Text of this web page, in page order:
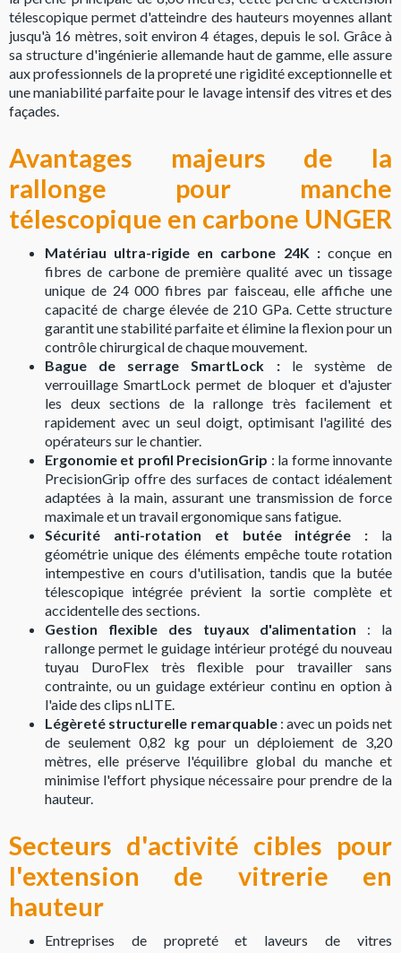
télescopique permet d'atteindre des hauteurs moyennes allant
jusqu'à 16 mètres, soit environ 4 étages, depuis le sol. Grâce à
sa structure d'ingénierie allemande haut de gamme, elle assure
aux professionnels de la propreté une rigidité exceptionnelle et
une maniabilité parfaite pour le lavage intensif des vitres et des
façades.
Avantages majeurs de la
rallonge pour manche
télescopique en carbone UNGER
Matériau ultra-rigide en carbone 24K : conçue en
fibres de carbone de première qualité avec un tissage
unique de 24 000 fibres par faisceau, elle affiche une
capacité de charge élevée de 210 GPa. Cette structure
garantit une stabilité parfaite et élimine la flexion pour un
contrôle chirurgical de chaque mouvement.
Bague de serrage SmartLock : le système de
verrouillage SmartLock permet de bloquer et d'ajuster
les deux sections de la rallonge très facilement et
rapidement avec un seul doigt, optimisant l'agilité des
opérateurs sur le chantier.
Ergonomie et profil PrecisionGrip : la forme innovante
PrecisionGrip offre des surfaces de contact idéalement
adaptées à la main, assurant une transmission de force
maximale et un travail ergonomique sans fatigue.
Sécurité anti-rotation et butée intégrée : la
géométrie unique des éléments empêche toute rotation
intempestive en cours d'utilisation, tandis que la butée
télescopique intégrée prévient la sortie complète et
accidentelle des sections.
Gestion flexible des tuyaux d'alimentation : la
rallonge permet le guidage intérieur protégé du nouveau
tuyau DuroFlex très flexible pour travailler sans
contrainte, ou un guidage extérieur continu en option à
l'aide des clips nLITE.
Légèreté structurelle remarquable : avec un poids net
de seulement 0,82 kg pour un déploiement de 3,20
mètres, elle préserve l'équilibre global du manche et
minimise l'effort physique nécessaire pour prendre de la
hauteur.
Secteurs d'activité cibles pour
l'extension de vitrerie en
hauteur
Entreprises de propreté et laveurs de vitres